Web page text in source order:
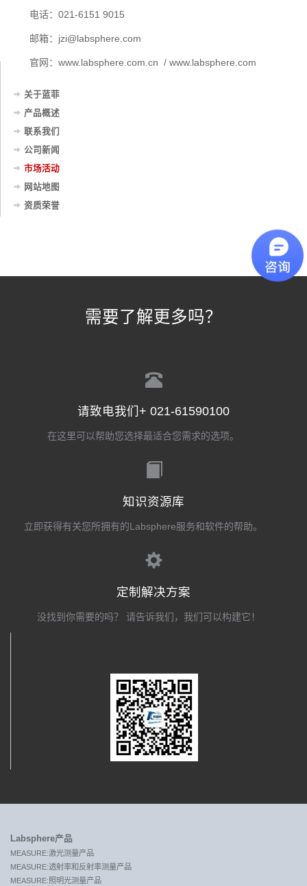
电话：021-6151 9015
邮箱：jzi@labsphere.com
官网：www.labsphere.com.cn / www.labsphere.com
关于蓝菲
产品概述
联系我们
公司新闻
市场活动
网站地图
资质荣誉
需要了解更多吗？
请致电我们+ 021-61590100
在这里可以帮助您选择最适合您需求的选项。
知识资源库
立即获得有关您所拥有的Labsphere服务和软件的帮助。
定制解决方案
没找到你需要的吗？ 请告诉我们，我们可以构建它！
Labsphere产品
MEASURE:激光测量产品
MEASURE:透射率和反射率测量产品
MEASURE:照明光测量产品